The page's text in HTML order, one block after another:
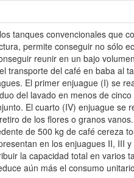
tanques convencionales que
permite conseguir no sólo
reunir en un bajo
transporte del café en baba al
El primer enjuague (I) se
del lavado en menos de
El cuarto (IV) enjuague
de los flores o granos
de 500 kg de café cereza
en los enjuagues II, III
la capacidad total en
aún más el consumo